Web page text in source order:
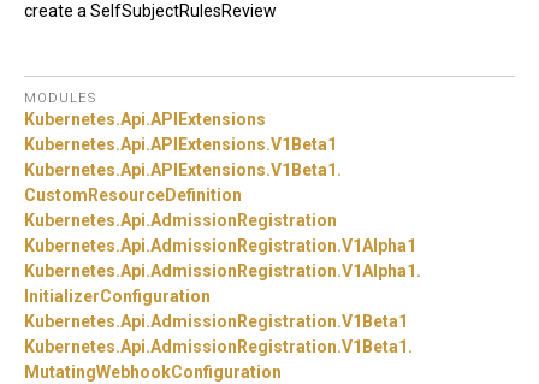
create a SelfSubjectRulesReview
MODULES
Kubernetes.Api.APIExtensions
Kubernetes.Api.APIExtensions.V1Beta1
Kubernetes.Api.APIExtensions.V1Beta1.
CustomResourceDefinition
Kubernetes.Api.AdmissionRegistration
Kubernetes.Api.AdmissionRegistration.V1Alpha1
Kubernetes.Api.AdmissionRegistration.V1Alpha1.
InitializerConfiguration
Kubernetes.Api.AdmissionRegistration.V1Beta1
Kubernetes.Api.AdmissionRegistration.V1Beta1.
MutatingWebhookConfiguration